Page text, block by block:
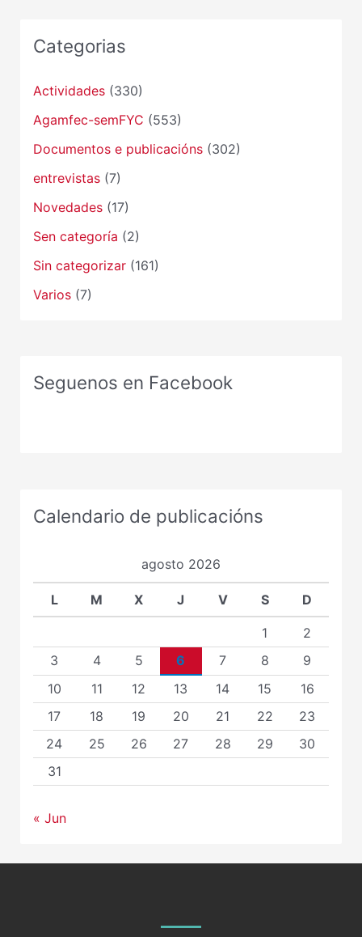
Categorias
Actividades(330)
Agamfec-semFYC (553)
Documentos e publicacións(302)
entrevistas(7)
Novedades(17)
Sen categoría (2)
Sin categorizar(161)
Varios(7)
Seguenos en Facebook
Calendario de publicacións
agosto 2026
L M X J V S D
1
2
3
4 5 6 7 8
9
10
11 12 13 14 15
16
17
18 19 20 21 22
23
24
25 26 27 28 29
30
31
« Jun